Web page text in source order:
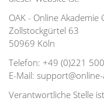
OAK - Online Akademie
Zollstockgürtel 63
50969 Köln
Telefon: +49 (0)221
E-Mail:
Verantwortliche Stelle